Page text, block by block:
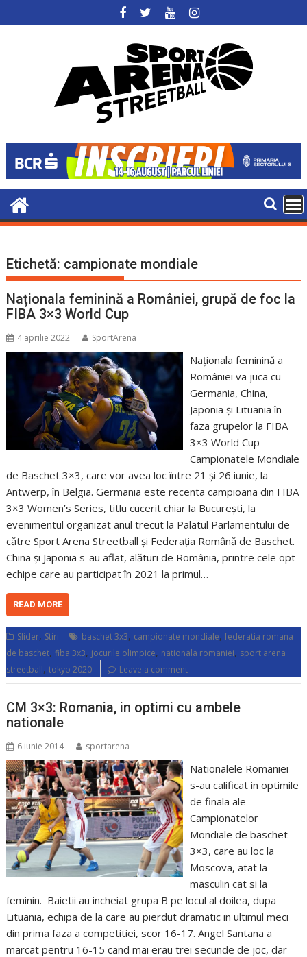
to
Etichetă: campionate mondiale
Naționala feminină a României, grupă de foc la
FIBA 3×3 World Cup
4 aprilie 2022 SportArena
Naționala feminină a
României va juca cu
Germania, China,
Japonia și Lituania în
faza grupelor la FIBA
3×3 World Cup –
Campionatele Mondiale
de Baschet 3×3, care vor avea loc între 21 și 26 iunie, la
Antwerp, în Belgia. Germania este recenta campioana din FIBA
3×3 Women’s Series, titlu cucerit chiar la București, la
evenimentul organizat anul trecut la Palatul Parlamentului de
către Sport Arena Streetball și Federația Română de Baschet.
China și Japonia s-au aflat, alături de România, printre cele opt
echipe care au participat în 2021 la primul…
READ MORE
Slider, Stiri baschet 3x3, campionate mondiale,federatia romana
de baschet,fiba 3x3, jocurile olimpice, nationala romaniei, sport arena
streetball,tokyo 2020 Leave a comment
CM 3×3: Romania, in optimi cu ambele
nationale
6 iunie 2014 sportarena
Nationalele Romaniei
s-au calificat in optimile
de finala ale
Campionatelor
Mondiale de baschet
3×3, care au loc la
Moscova, atat la
masculin cat si la
feminin. Baietii au incheiat grupa B pe locul al doilea, dupa
Lituania, echipa de la care au pierdut dramatic in ultimul meci
din prima faza a competitiei, scor 16-17. Angel Santana a
marcat pentru 16-15 cand mai erau trei secunde de joc, dar